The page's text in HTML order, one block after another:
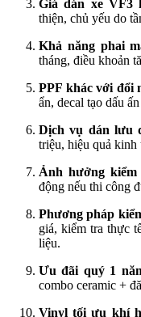
Giá dán xe VF3
thiện, chủ yếu do
Khả năng phai
tháng, điều khoản
PPF khác với đổi
ẩn, decal tạo dấu
Dịch vụ dán lưu
triệu, hiệu quả
Ảnh hưởng kiểm
động nếu thi công
Phương pháp
giá, kiểm tra thực
liệu.​
Ưu đãi quý 1
combo ceramic +
Vinyl tối ưu khí